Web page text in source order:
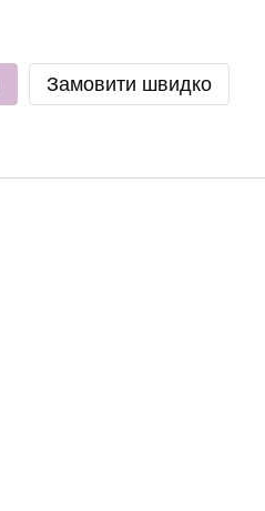
Замовити швидко